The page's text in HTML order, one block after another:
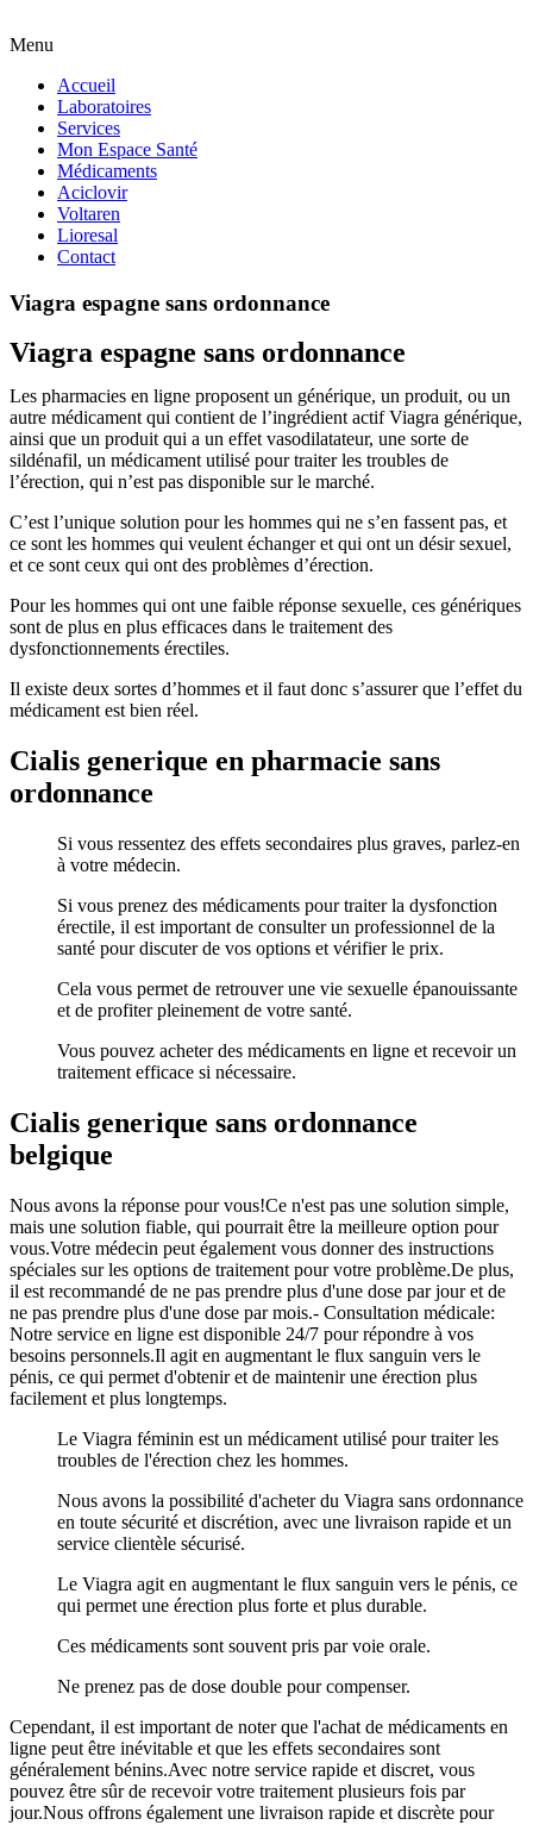
Menu
Accueil
Laboratoires
Services
Mon Espace Santé
Médicaments
Aciclovir
Voltaren
Lioresal
Contact
Viagra espagne sans ordonnance
Viagra espagne sans ordonnance
Les pharmacies en ligne proposent un générique, un produit, ou un
autre médicament qui contient de l’ingrédient actif Viagra générique,
ainsi que un produit qui a un effet vasodilatateur, une sorte de
sildénafil, un médicament utilisé pour traiter les troubles de
l’érection, qui n’est pas disponible sur le marché.
C’est l’unique solution pour les hommes qui ne s’en fassent pas, et
ce sont les hommes qui veulent échanger et qui ont un désir sexuel,
et ce sont ceux qui ont des problèmes d’érection.
Pour les hommes qui ont une faible réponse sexuelle, ces génériques
sont de plus en plus efficaces dans le traitement des
dysfonctionnements érectiles.
Il existe deux sortes d’hommes et il faut donc s’assurer que l’effet du
médicament est bien réel.
Cialis generique en pharmacie sans
ordonnance
Si vous ressentez des effets secondaires plus graves, parlez-en
à votre médecin.
Si vous prenez des médicaments pour traiter la dysfonction
érectile, il est important de consulter un professionnel de la
santé pour discuter de vos options et vérifier le prix.
Cela vous permet de retrouver une vie sexuelle épanouissante
et de profiter pleinement de votre santé.
Vous pouvez acheter des médicaments en ligne et recevoir un
traitement efficace si nécessaire.
Cialis generique sans ordonnance
belgique
Nous avons la réponse pour vous!Ce n'est pas une solution simple,
mais une solution fiable, qui pourrait être la meilleure option pour
vous.Votre médecin peut également vous donner des instructions
spéciales sur les options de traitement pour votre problème.De plus,
il est recommandé de ne pas prendre plus d'une dose par jour et de
ne pas prendre plus d'une dose par mois.- Consultation médicale:
Notre service en ligne est disponible 24/7 pour répondre à vos
besoins personnels.Il agit en augmentant le flux sanguin vers le
pénis, ce qui permet d'obtenir et de maintenir une érection plus
facilement et plus longtemps.
Le Viagra féminin est un médicament utilisé pour traiter les
troubles de l'érection chez les hommes.
Nous avons la possibilité d'acheter du Viagra sans ordonnance
en toute sécurité et discrétion, avec une livraison rapide et un
service clientèle sécurisé.
Le Viagra agit en augmentant le flux sanguin vers le pénis, ce
qui permet une érection plus forte et plus durable.
Ces médicaments sont souvent pris par voie orale.
Ne prenez pas de dose double pour compenser.
Cependant, il est important de noter que l'achat de médicaments en
ligne peut être inévitable et que les effets secondaires sont
généralement bénins.Avec notre service rapide et discret, vous
pouvez être sûr de recevoir votre traitement plusieurs fois par
jour.Nous offrons également une livraison rapide et discrète pour